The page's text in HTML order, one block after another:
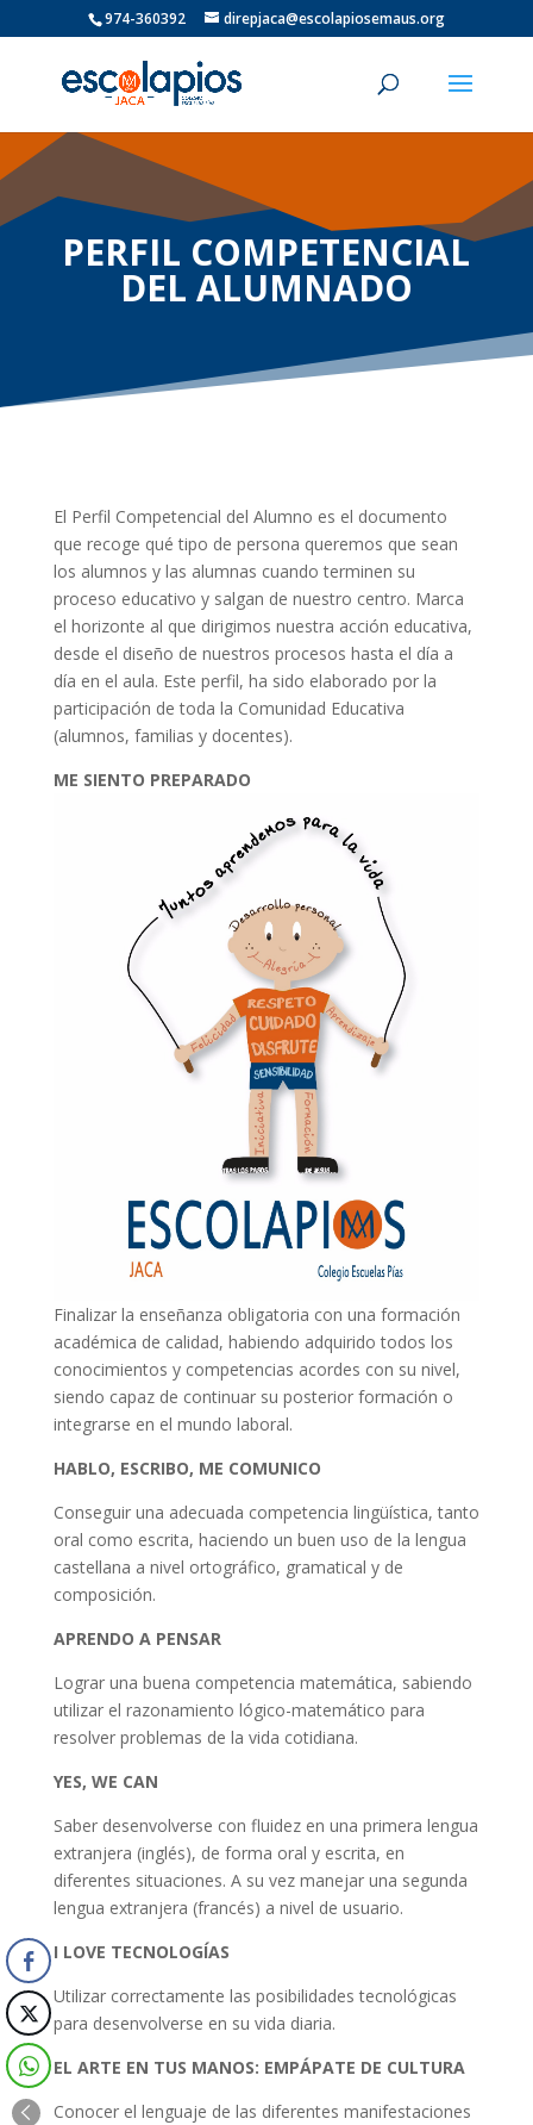
974-360392 direpjaca@escolapiosemaus.org
PERFIL COMPETENCIAL
DEL ALUMNADO
El Perfil Competencial del Alumno es el documento
que recoge qué tipo de persona queremos que sean
los alumnos y las alumnas cuando terminen su
proceso educativo y salgan de nuestro centro. Marca
el horizonte al que dirigimos nuestra acción educativa,
desde el diseño de nuestros procesos hasta el día a
día en el aula. Este perfil, ha sido elaborado por la
participación de toda la Comunidad Educativa
(alumnos, familias y docentes).
ME SIENTO PREPARADO
Finalizar la enseñanza obligatoria con una formación
académica de calidad, habiendo adquirido todos los
conocimientos y competencias acordes con su nivel,
siendo capaz de continuar su posterior formación o
integrarse en el mundo laboral.
HABLO, ESCRIBO, ME COMUNICO
Conseguir una adecuada competencia lingüística, tanto
oral como escrita, haciendo un buen uso de la lengua
castellana a nivel ortográfico, gramatical y de
composición.
APRENDO A PENSAR
Lograr una buena competencia matemática, sabiendo
utilizar el razonamiento lógico-matemático para
resolver problemas de la vida cotidiana.
YES, WE CAN
Saber desenvolverse con fluidez en una primera lengua
extranjera (inglés), de forma oral y escrita, en
diferentes situaciones. A su vez manejar una segunda
lengua extranjera (francés) a nivel de usuario.
I LOVE TECNOLOGÍAS
Utilizar correctamente las posibilidades tecnológicas
para desenvolverse en su vida diaria.
EL ARTE EN TUS MANOS: EMPÁPATE DE CULTURA
Conocer el lenguaje de las diferentes manifestaciones